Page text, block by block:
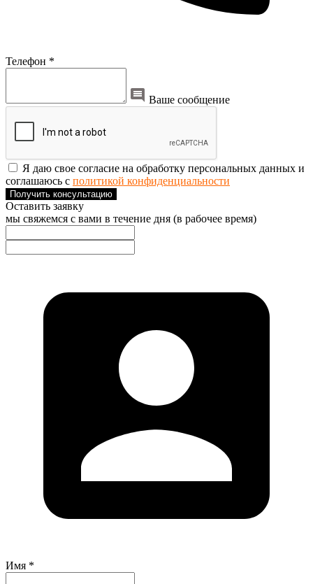
Телефон *
Ваше сообщение
Я даю свое согласие на обработку персональных данных и
соглашаюсь с политикой конфиденциальности
Получить консультацию
Оставить заявку
мы свяжемся с вами в течение дня (в рабочее время)
Имя *